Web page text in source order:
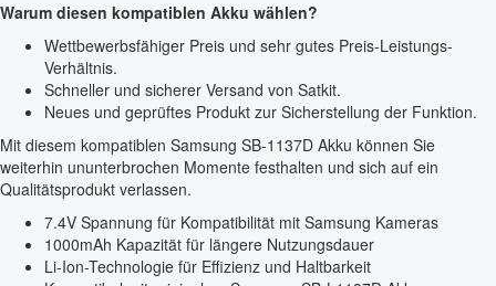
Warum diesen kompatiblen Akku wählen?
Wettbewerbsfähiger Preis und sehr gutes Preis-Leistungs-
Verhältnis.
Schneller und sicherer Versand von Satkit.
Neues und geprüftes Produkt zur Sicherstellung der Funktion.
Mit diesem kompatiblen Samsung SB-1137D Akku können Sie
weiterhin ununterbrochen Momente festhalten und sich auf ein
Qualitätsprodukt verlassen.
7.4V Spannung für Kompatibilität mit Samsung Kameras
1000mAh Kapazität für längere Nutzungsdauer
Li-Ion-Technologie für Effizienz und Haltbarkeit